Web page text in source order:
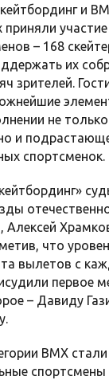
и
приняли
– 168
их
зрителей.
не
и
спортсменок.
Алексей
что
вылетов с
первое
– Давиду
BMX стали
спортсмены